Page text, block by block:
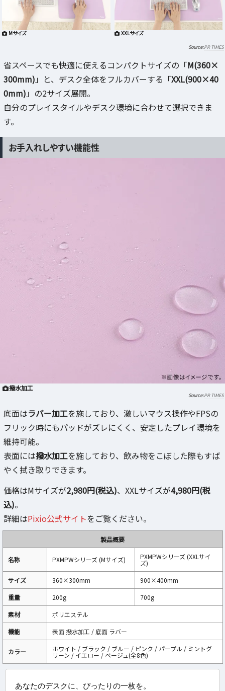
Mサイズ XXLサイズ
PR TIMES
省スペースでも快適に使えるコンパクトサイズの「M(360×
300mm) 」と、デスク全体をフルカバーする「XXL(900×40
0mm) 」の2サイズ展開。
自分のプレイスタイルやデスク環境に合わせて選択できま
す。
お手入れしやすい機能性
撥水加工
PR TIMES
底面はラバー加工を施しており、激しいマウス操作やFPSの
フリック時にもパッドがズレにくく、安定したプレイ環境を
維持可能。
表面には撥水加工を施しており、飲み物をこぼした際もすば
やく拭き取りできます。
価格はMサイズが2,980円(税込)、XXLサイズが4,980円(税
込)。
詳細はPixio公式サイトをご覧ください。
製品概要
名称 PXMPWシリーズ (Mサイズ) PXMPWシリーズ (XXLサイ
ズ)
サイズ
360×300mm
900×400mm
重量
200g
700g
素材
ポリエステル
機能
表面 撥水加工 / 底面 ラバー
カラー ホワイト / ブラック / ブルー / ピンク / パープル / ミントグ
リーン / イエロー / ベージュ(全8色)
あなたのデスクに、ぴったりの一枚を。